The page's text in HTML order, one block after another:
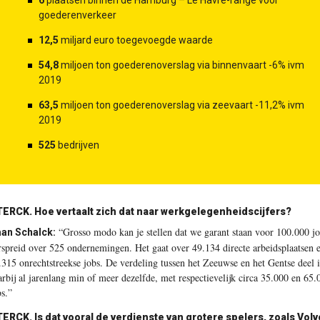
goederenverkeer
12,5 miljard euro toegevoegde waarde
54,8miljoen ton goederenoverslag via binnenvaart -6% ivm
2019
63,5 miljoen ton goederenoverslag via zeevaart -11,2% ivm
2019
525 bedrijven
Hoe vertaalt zich dat naar werkgelegenheidscijfers?
Schalck: “Grosso modo kan je stellen dat we garant staan voor 100.000
over 525 ondernemingen. Het gaat over 49.134 directe arbeidsplaatsen
onrechtstreekse jobs. De verdeling tussen het Zeeuwse en het Gentse deel
al jarenlang min of meer dezelfde, met respectievelijk circa 35.000 en
Is dat vooral de verdienste van grotere spelers, zoals